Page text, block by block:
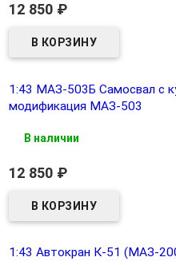
12 850 ₽
1:43 МАЗ-503Б Самосвал с
модификация МАЗ-503
В наличии
12 850 ₽
1:43 Автокран К-51 (МАЗ-